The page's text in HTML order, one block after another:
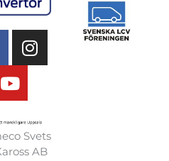
b
n
s
r
a
t
u
eSvets
AB